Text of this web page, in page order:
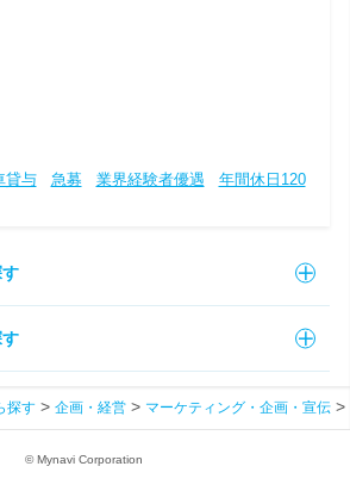
貸与 急募 業界経験者優遇
年間休日120
探す 企画・経営 マーケティング・企画・宣伝
© Mynavi Corporation